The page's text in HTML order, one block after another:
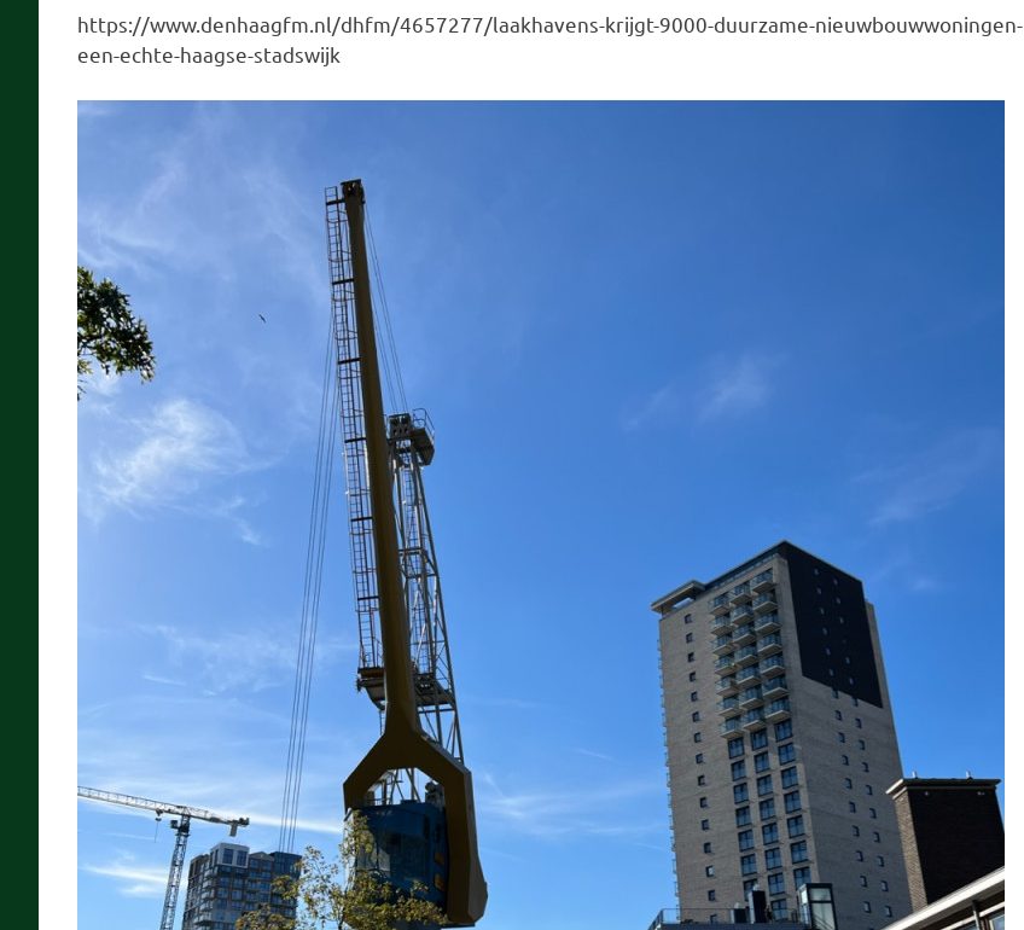
https://www.denhaagfm.nl/dhfm/4657277/laakhavens-krijgt-9000-duurzame-nieuwbouwwoningen-
een-echte-haagse-stadswijk